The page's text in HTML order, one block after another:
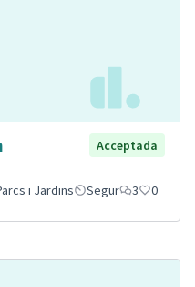
Acceptada
i Jardins Segur 3 0